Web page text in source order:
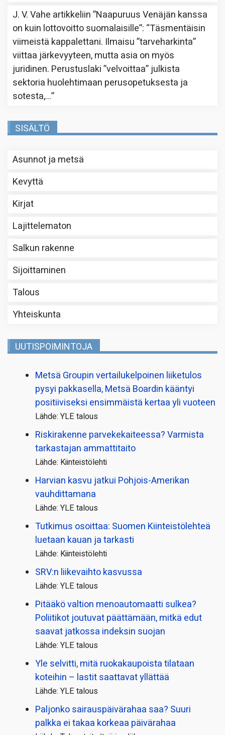
J. V. Vahe artikkeliin”Naapuruus Venäjän kanssa
on kuin lottovoitto suomalaisille”: “Täsmentäisin
viimeistä kappalettani. Ilmaisu ”tarveharkinta”
viittaa järkevyyteen, mutta asia on myös
juridinen. Perustuslaki ”velvoittaa” julkista
sektoria huolehtimaan perusopetuksesta ja
sotesta,…”
SISÄLTÖ
Asunnot ja metsä
Kevyttä
Kirjat
Lajittelematon
Salkun rakenne
Sijoittaminen
Talous
Yhteiskunta
UUTISPOIMINTOJA
Metsä Groupin vertailu­kelpoinen liiketulos
pysyi pakkasella, Metsä Boardin kääntyi
positiiviseksi ensimmäistä kertaa yli vuoteen
Lähde: YLE talous
Riskirakenne parvekekaiteessa? Varmista
tarkastajan ammattitaito
Lähde: Kiinteistölehti
Harvian kasvu jatkui Pohjois-Amerikan
vauhdittamana
Lähde: YLE talous
Tutkimus osoittaa: Suomen Kiinteistölehteä
luetaan kauan ja tarkasti
Lähde: Kiinteistölehti
SRV:n liikevaihto kasvussa
Lähde: YLE talous
Pitääkö valtion menoautomaatti sulkea?
Poliitikot joutuvat päättämään, mitkä edut
saavat jatkossa indeksin suojan
Lähde: YLE talous
Yle selvitti, mitä ruokakaupoista tilataan
koteihin – lastit saattavat yllättää
Lähde: YLE talous
Paljonko sairauspäivä­rahaa saa? Suuri
palkka ei takaa korkeaa päivärahaa